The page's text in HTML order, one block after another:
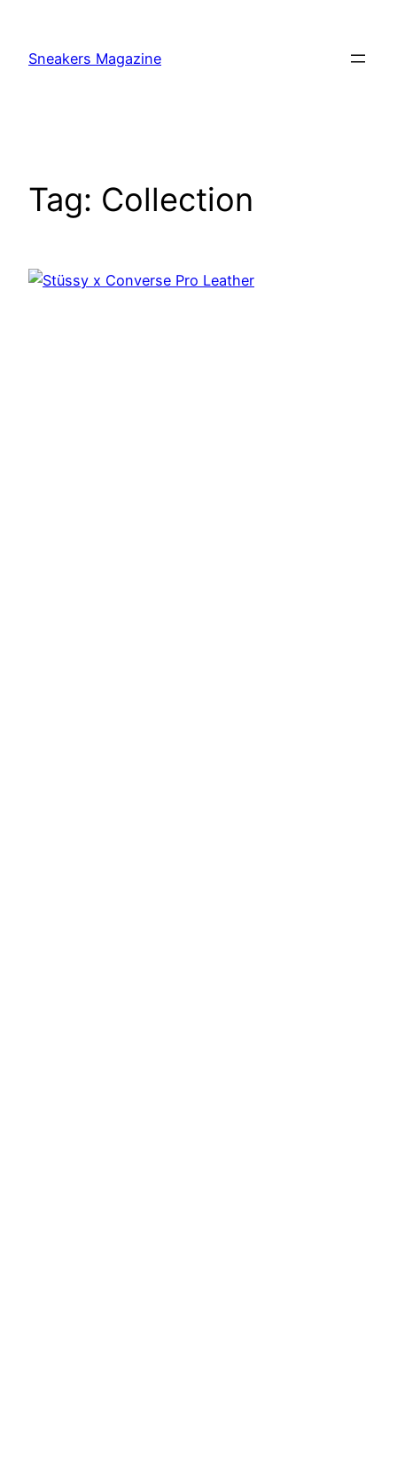
content
Sneakers Magazine
Tag: Collection